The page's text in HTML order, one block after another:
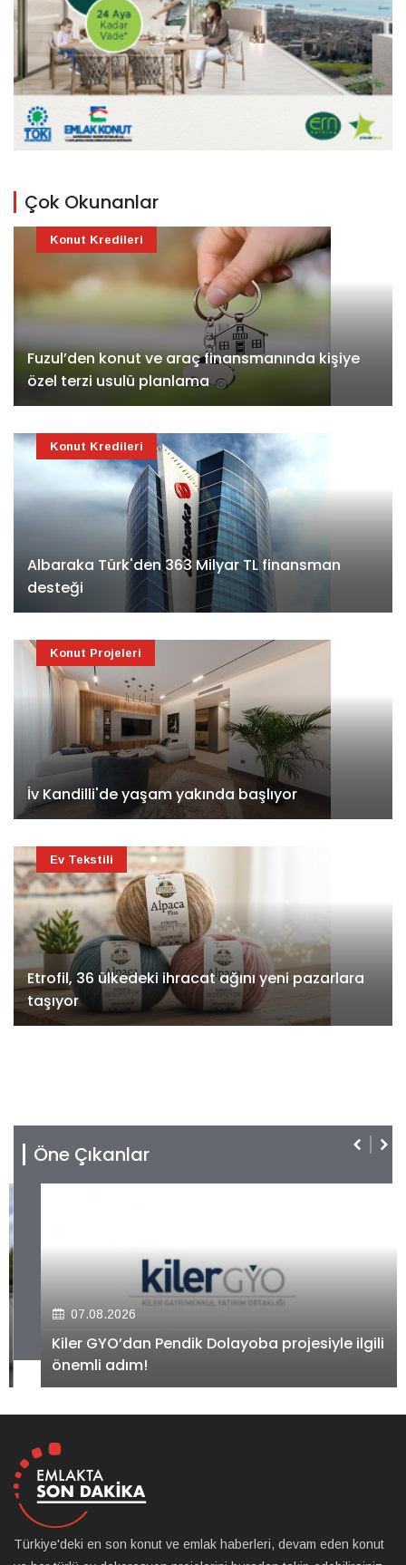
Çok Okunanlar
Fuzul’den konut ve araç finansmanında kişiye
özel terzi usulü planlama
Konut Kredileri
Albaraka Türk'den 363 Milyar TL finansman
desteği
Konut Kredileri
İv Kandilli'de yaşam yakında başlıyor
Konut Projeleri
Etrofil, 36 ülkedeki ihracat ağını yeni pazarlara
taşıyor
Ev Tekstili
Öne Çıkanlar
07.08.2026
Kiler GYO’dan Pendik Dolayoba projesiyle ilgili
önemli adım!
Türkiye'deki en son konut ve emlak haberleri, devam eden konut